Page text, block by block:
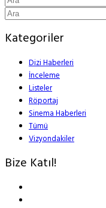
Kategoriler
Dizi Haberleri
İnceleme
Listeler
Röportaj
Sinema Haberleri
Tümü
Vizyondakiler
Bize Katıl!